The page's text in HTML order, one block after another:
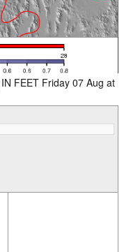
FEET Friday 07 Aug at